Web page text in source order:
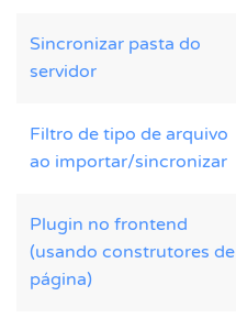
Sincronizar pasta do
servidor
Filtro de tipo de arquivo
ao importar/sincronizar
Plugin no frontend
(usando construtores de
página)